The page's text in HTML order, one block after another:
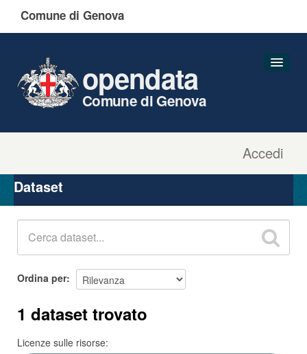
Comune di Genova
Accedi
opendata
Comune di Genova
Organizzazioni
Gruppi
Dataset
Ordina per
1 dataset trovato
Licenze sulle risorse: